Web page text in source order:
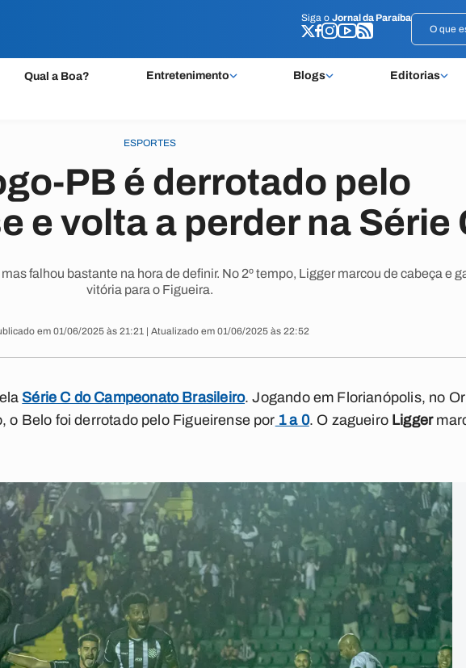
Siga o Jornal da Paraíba
Qual a Boa? Entretenimento Blogs Editorias
Siga o Jornal da Paraíba
ESPORTES
PB é derrotado pelo
e volta a perder na Série
falhou bastante na hora de definir. No 2º tempo, Ligger marcou de cabeça e
vitória para o Figueira.
em 01/06/2025 às 21:21 | Atualizado em 01/06/2025 às 22:52
Série C do Campeonato Brasileiro. Jogando em Florianópolis, no
o Belo foi derrotado pelo Figueirense por 1 a 0. O zagueiroLigger